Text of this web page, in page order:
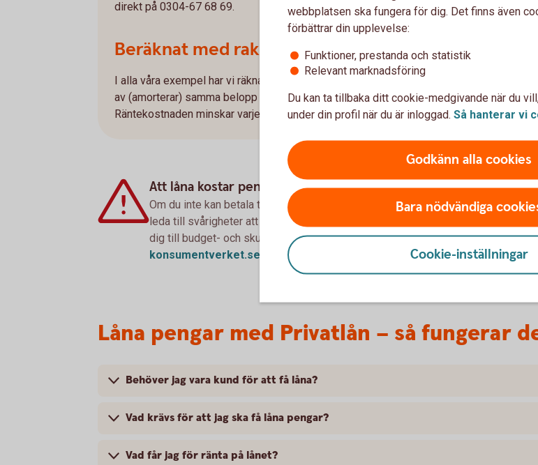
direkt på 0304-67 68 69.
Beräknat med rak amortering
I alla våra exempel har vi räknat med rak amortering. Det innebär att du, på ditt lån, betalar
av (amorterar) samma belopp varje månad. Du betalar även ränta på lånet.
Räntekostnaden minskar varje månad om räntan är oförändrad.
Att låna kostar pengar!
Om du inte kan betala tillbaka skulden i tid riskerar du en betalningsanmärkning.
leda till svårigheter att få hyra bostad, teckna abonnemang och få nya lån. För
dig till budget- och skuldrådgivningen i din kommun. Kontaktuppgifter finns på
konsumentverket.se
Låna pengar med Privatlån – så fungerar
Behöver jag vara kund för att få låna?
Vad krävs för att jag ska få låna pengar?
Vad får jag för ränta på lånet?
webbplatsen ska fungera för dig. Det finns även
förbättrar din upplevelse:
Funktioner, prestanda och statistik
Relevant marknadsföring
Du kan ta tillbaka ditt cookie-medgivande när du
under din profil när du är inloggad. Så hanterar vi
Godkänn alla cookies
Bara nödvändiga
Cookie-inställningar